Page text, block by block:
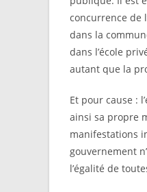
concurrence de
dans la
dans l’école
autant que la
Et pour cause :
ainsi sa propre
manifestations
gouvernement
l’égalité de